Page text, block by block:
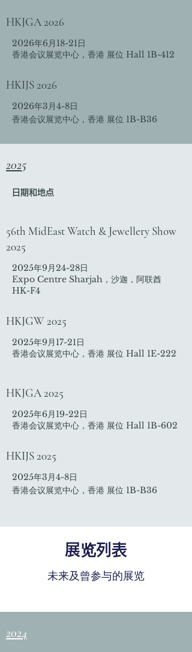
HKJGA 2026
2026年6月18-21日
香港会议展览中心，香港 展位 Hall 1B-412
HKIJS 2026
2026年3月4-8日
香港会议展览中心，香港 展位 1B-B36
2025
日期和地点
56th MidEast Watch & Jewellery Show
2025
2025年9月24-28日
Expo Centre Sharjah，沙迦，阿联酋
HK-F4
HKJGW 2025
2025年9月17-21日
香港会议展览中心，香港 展位 Hall 1E-222
HKJGA 2025
2025年6月19-22日
香港会议展览中心，香港 展位 Hall 1B-602
HKIJS 2025
2025年3月4-8日
香港会议展览中心，香港 展位 1B-B36
展览列表
未来及曾参与的展览
2024